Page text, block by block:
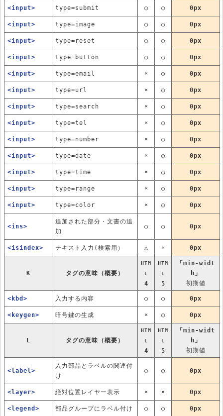
<input> type=submit ○ ○ 0px
<input> type=image ○ ○ 0px
<input> type=reset ○ ○ 0px
<input> type=button ○ ○ 0px
<input> type=email × ○ 0px
<input> type=url × ○ 0px
<input> type=search × ○ 0px
<input> type=tel × ○ 0px
<input> type=number × ○ 0px
<input> type=date × ○ 0px
<input> type=time × ○ 0px
<input> type=range × ○ 0px
<input> type=color × ○ 0px
<ins>
追加された部分・文書の追
加
○ ○ 0px
<isindex> テキスト入力(検索用） △ × 0px
K タグの意味（概要）
HTM
L
4
HTM
L
5
「min-widt
h」
初期値
<kbd> 入力する内容 ○ ○ 0px
<keygen> 暗号鍵の生成 × ○ 0px
L タグの意味（概要）
HTM
L
4
HTM
L
5
「min-widt
h」
初期値
<label>
入力部品とラベルの関連付
け
○ ○ 0px
<layer> 絶対位置レイヤー表示 × × 0px
<legend> 部品グループにラベル付け ○ ○ 0px